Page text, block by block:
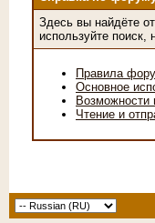
Здесь вы найдёте
используйте
Правила
Основное
Возможности
Чтение и